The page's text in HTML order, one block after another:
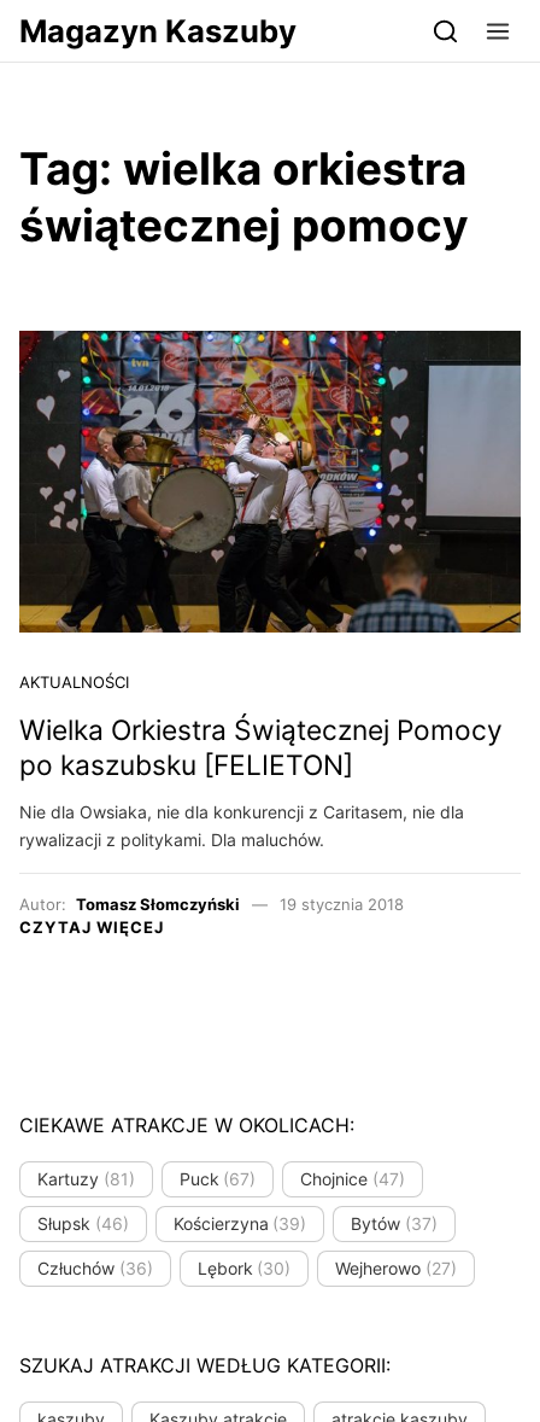
Przejdź do serwisu magazynkaszuby.pl
Magazyn Kaszuby
Tag: wielka orkiestra
świątecznej pomocy
AKTUALNOŚCI
Wielka Orkiestra Świątecznej Pomocy
po kaszubsku [FELIETON]
Nie dla Owsiaka, nie dla konkurencji z Caritasem, nie dla
rywalizacji z politykami. Dla maluchów.
Autor: Tomasz Słomczyński
19 stycznia 2018
CZYTAJ WIĘCEJ
CIEKAWE ATRAKCJE W OKOLICACH:
Kartuzy (81) Puck (67) Chojnice (47)
Słupsk (46) Kościerzyna (39) Bytów (37)
Człuchów (36) Lębork (30) Wejherowo (27)
SZUKAJ ATRAKCJI WEDŁUG KATEGORII: